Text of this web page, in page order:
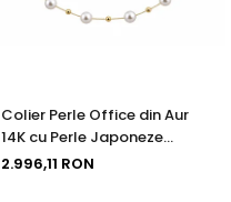
Colier Perle Office din Aur
14K cu Perle Japoneze
Akoya 5,5 mm și Bile de Aur |
2.996,11 RON